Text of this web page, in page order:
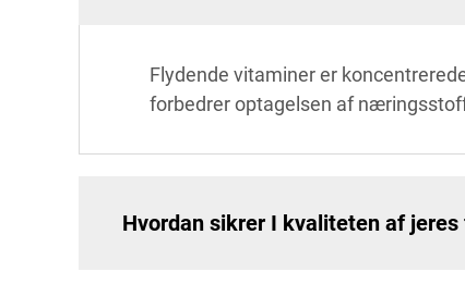
Flydende vitaminer er
forbedrer optagelsen af
Hvordan sikrer I kvaliteten af